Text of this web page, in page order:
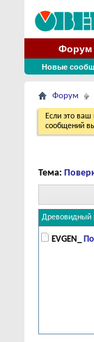
Форум
Новые
Форум
Если это
сообщений
Тема:
Древовидный
EVGEN_